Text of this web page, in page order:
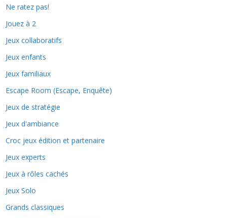
Ne ratez pas!
Jouez à 2
Jeux collaboratifs
Jeux enfants
Jeux familiaux
Escape Room (Escape, Enquête)
Jeux de stratégie
Jeux d'ambiance
Croc jeux édition et partenaire
Jeux experts
Jeux à rôles cachés
Jeux Solo
Grands classiques